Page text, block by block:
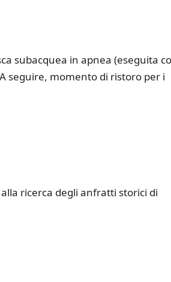
subacquea in apnea (eseguita
seguire, momento di ristoro per i
ricerca degli anfratti storici di